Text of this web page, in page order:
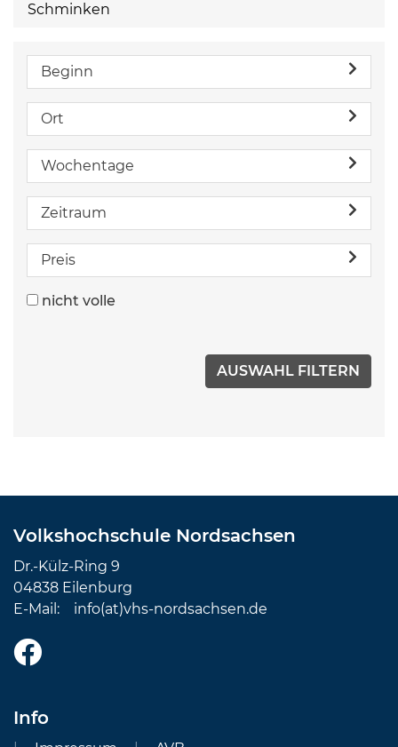
Schminken
Beginn
Ort
Wochentage
Zeitraum
Preis
nicht volle
Volkshochschule Nordsachsen
Dr.-Külz-Ring 9
04838 Eilenburg
E-Mail: info(at)vhs-nordsachsen.de
Info